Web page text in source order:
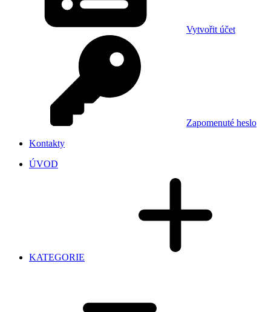
Vytvořit účet
Zapomenuté heslo
Kontakty
ÚVOD
KATEGORIE